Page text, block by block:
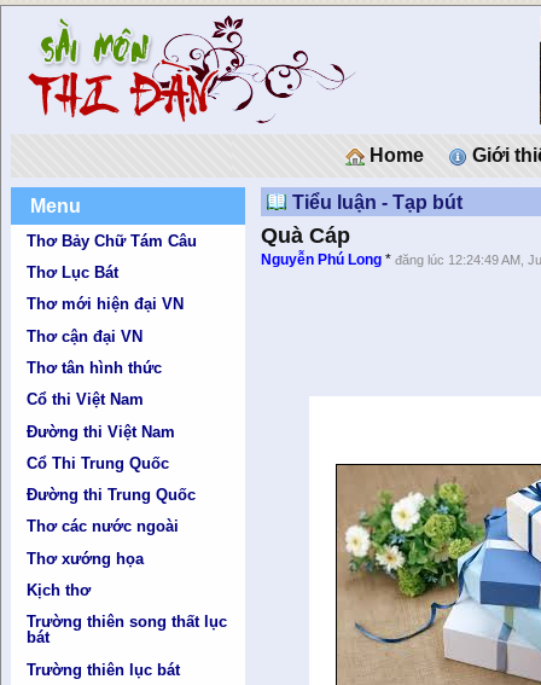
Home Giới
Menu
Thơ Bảy Chữ Tám Câu
Thơ Lục Bát
Thơ mới hiện đại VN
Thơ cận đại VN
Thơ tân hình thức
Cổ thi Việt Nam
Đường thi Việt Nam
Cổ Thi Trung Quốc
Đường thi Trung Quốc
Thơ các nước ngoài
Thơ xướng họa
Kịch thơ
Trường thiên song thất lục
bát
Trường thiên lục bát
Tiểu luận - Tạp bút
Quà Cáp
Nguyễn Phú Long *đăng lúc 12:24:49 AM,